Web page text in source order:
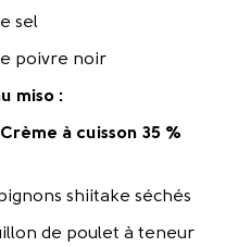
sel
poivre noir
miso :
Crème à cuisson 35 %
shiitake séchés
de poulet à teneur